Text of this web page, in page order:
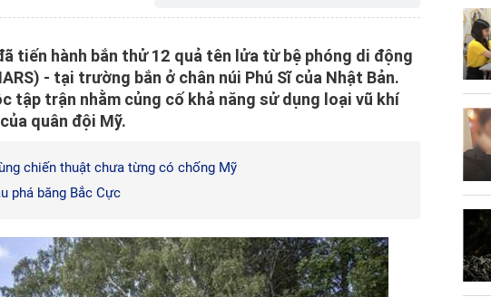
tiến hành bắn thử 12 quả tên lửa từ bệ phóng di động
- tại trường bắn ở chân núi Phú Sĩ của Nhật Bản.
tập trận nhằm củng cố khả năng sử dụng loại vũ khí
quân đội Mỹ.
chiến thuật chưa từng có chống Mỹ
phá băng Bắc Cực